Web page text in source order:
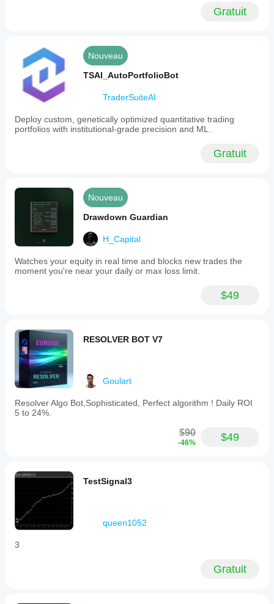
Gratuit
Nouveau
TSAI_AutoPortfolioBot
TraderSuiteAI
Deploy custom, genetically optimized quantitative trading
portfolios with institutional-grade precision and ML.
Gratuit
Nouveau
Drawdown Guardian
H_Capital
Watches your equity in real time and blocks new trades the
moment you're near your daily or max loss limit.
$49
RESOLVER BOT V7
Goulart
Resolver Algo Bot,Sophisticated, Perfect algorithm ! Daily ROI
5 to 24%.
$90
-46% $49
TestSignal3
queen1052
3
Gratuit